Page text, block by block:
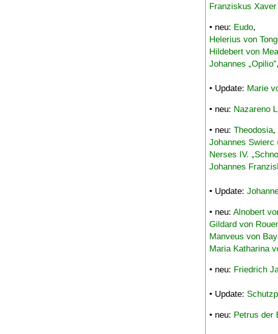
Franziskus
• neu: Eudo,
Helerius von
Hildebert von
Johannes „Opilio”,
• Update: Marie
• neu: Nazareno
• neu: Theodosia,
Johannes Swierc
Nerses IV.
Johannes
• Update:
• neu: Alnobert
Gildard von
Manveus von
Maria Katharina
• neu: Friedrich
• Update:
• neu: Petrus der